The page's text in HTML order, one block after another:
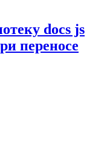
docs js
переносе